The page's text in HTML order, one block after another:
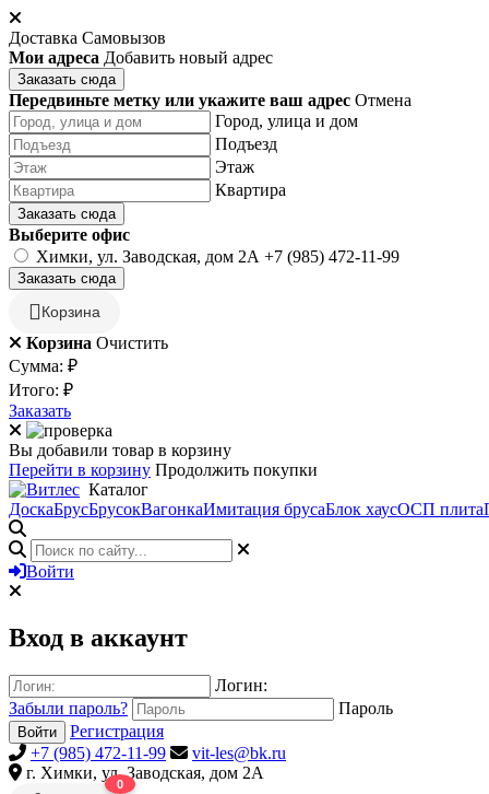
Доставка Самовызов
Мои адреса Добавить новый адрес
Заказать сюда
Передвиньте метку или укажите ваш адрес Отмена
Город, улица и дом
Подъезд
Этаж
Квартира
Заказать сюда
Выберите офис
Химки, ул. Заводская, дом 2А +7 (985) 472-11-99
Заказать сюда
Корзина
Корзина Очистить
Сумма: ₽
Итого: ₽
Заказать
Вы добавили товар в корзину
Перейти в корзину Продолжить покупки
Каталог
ДоскаБрусБрусокВагонкаИмитация брусаБлок хаусОСП плита
Войти
Вход в аккаунт
Логин:
Забыли пароль?
Пароль
Войти
Регистрация
+7 (985) 472-11-99
vit-les@bk.ru
г. Химки, ул. Заводская, дом 2А
0